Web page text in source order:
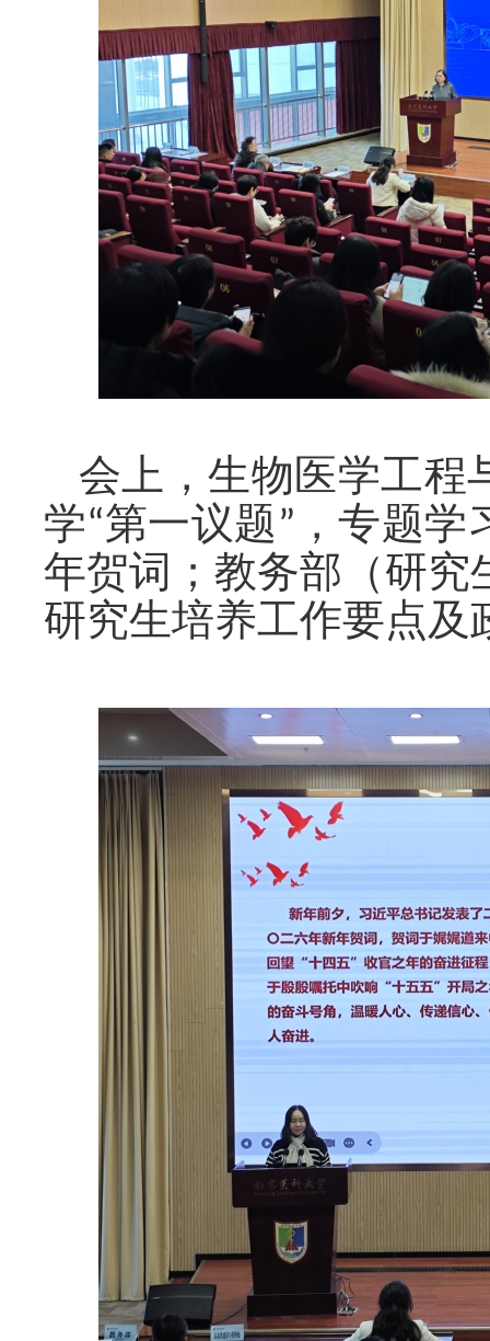
会上，生物医学工程
学“第一议题”，专题学
年贺词 ；教务部（研
研究生培养工作要点及